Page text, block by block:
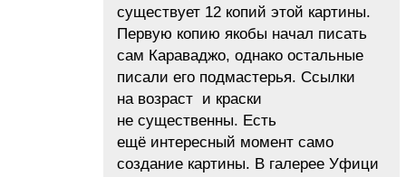
существует 12 копий этой картины.
Первую копию якобы начал писать
сам Караваджо, однако остальные
писали его подмастерья. Ссылки
на возраст и краски
не существенны. Есть
ещё интересный момент само
создание картины. В галерее Уфици